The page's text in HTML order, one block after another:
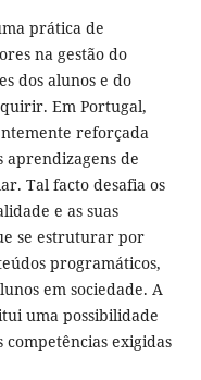
prática de
na gestão do
dos alunos e do
Em Portugal,
reforçada
aprendizagens de
Tal facto desafia os
e as suas
se estruturar por
programáticos,
em sociedade. A
uma possibilidade
competências exigidas